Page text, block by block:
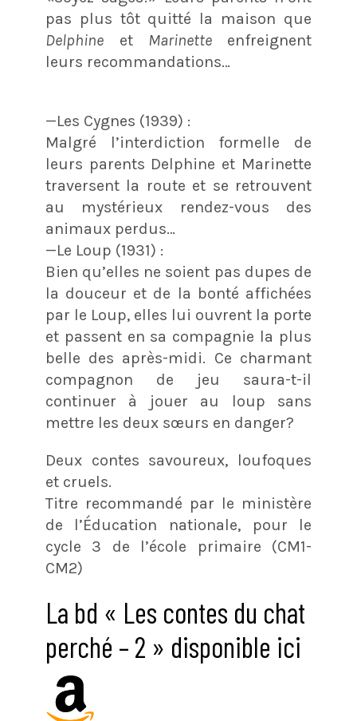
pas plus tôt quitté la maison que
Delphineet Marinette enfreignent
leurs recommandations…
—Les Cygnes (1939) :
Malgré l’interdiction formelle de
leurs parents Delphine et Marinette
traversent la route et se retrouvent
au mystérieux rendez-vous des
animaux perdus…
—Le Loup (1931) :
Bien qu’elles ne soient pas dupes de
la douceur et de la bonté affichées
par le Loup, elles lui ouvrent la porte
et passent en sa compagnie la plus
belle des après-midi. Ce charmant
compagnon de jeu saura-t-il
continuer à jouer au loup sans
mettre les deux sœurs en danger?
Deux contes savoureux, loufoques
et cruels.
Titre recommandé par le ministère
de l’Éducation nationale, pour le
cycle 3 de l’école primaire (CM1-
CM2)
La bd « Les contes du chat
perché – 2 » disponible ici